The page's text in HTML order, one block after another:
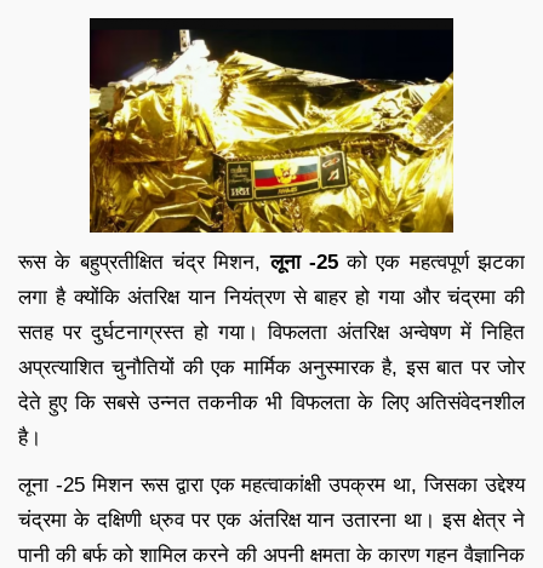
रूस के बहुप्रतीक्षित चंद्र मिशन,लूना -25को एक महत्वपूर्ण झटका
लगा है क्योंकि अंतरिक्ष यान नियंत्रण से बाहर हो गया और चंद्रमा की
सतह पर दुर्घटनाग्रस्त हो गया। विफलता अंतरिक्ष अन्वेषण में निहित
अप्रत्याशित चुनौतियों की एक मार्मिक अनुस्मारक है, इस बात पर जोर
देते हुए कि सबसे उन्नत तकनीक भी विफलता के लिए अतिसंवेदनशील
है।
लूना -25 मिशन रूस द्वारा एक महत्वाकांक्षी उपक्रम था, जिसका उद्देश्य
चंद्रमा के दक्षिणी ध्रुव पर एक अंतरिक्ष यान उतारना था। इस क्षेत्र ने
पानी की बर्फ को शामिल करने की अपनी क्षमता के कारण गहन वैज्ञानिक